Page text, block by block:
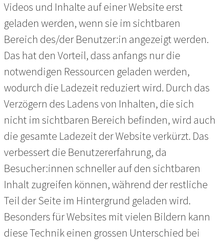
Videos und Inhalte auf einer Website erst
geladen werden, wenn sie im sichtbaren
Bereich des/der Benutzer:in angezeigt werden.
Das hat den Vorteil, dass anfangs nur die
notwendigen Ressourcen geladen werden,
wodurch die Ladezeit reduziert wird. Durch das
Verzögern des Ladens von Inhalten, die sich
nicht im sichtbaren Bereich befinden, wird auch
die gesamte Ladezeit der Website verkürzt. Das
verbessert die Benutzererfahrung, da
Besucher:innen schneller auf den sichtbaren
Inhalt zugreifen können, während der restliche
Teil der Seite im Hintergrund geladen wird.
Besonders für Websites mit vielen Bildern kann
diese Technik einen grossen Unterschied bei